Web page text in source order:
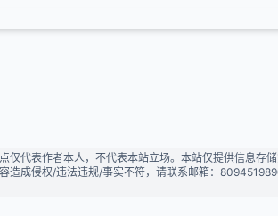
仅代表作者本人，不代表本站立场。本站仅提供信息存
造成侵权/违法违规/事实不符，请联系邮箱：